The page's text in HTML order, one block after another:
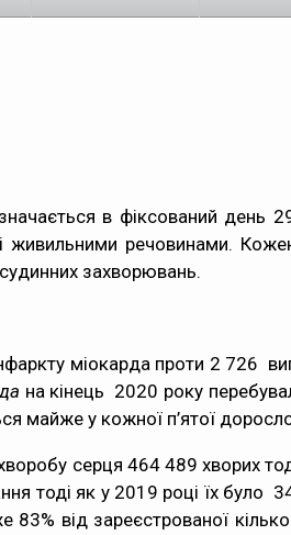
в фіксований день
і живильними речовинами.
захворювань.
міокарда проти 2 726
на кінець 2020 року
майже у кожної п’ятої
серця 464 489 хворих
тоді як у 2019 році їх було
від зареєстрованої